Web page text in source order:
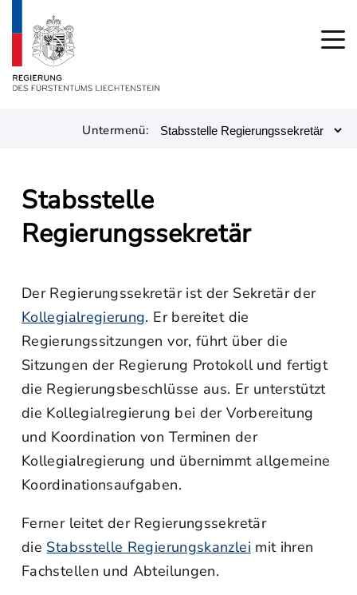
Untermenü:
Stabsstelle
Regierungssekretär
Der Regierungssekretär ist der Sekretär der
Kollegialregierung. Er bereitet die
Regierungssitzungen vor, führt über die
Sitzungen der Regierung Protokoll und fertigt
die Regierungsbeschlüsse aus. Er unterstützt
die Kollegialregierung bei der Vorbereitung
und Koordination von Terminen der
Kollegialregierung und übernimmt allgemeine
Koordinationsaufgaben.
Ferner leitet der Regierungssekretär
die Stabsstelle Regierungskanzlei mit ihren
Fachstellen und Abteilungen.